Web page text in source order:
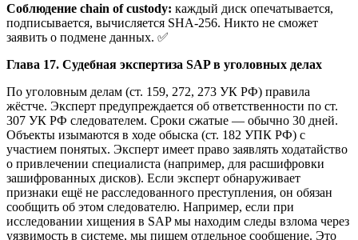
Соблюдение chain of custody: каждый диск опечатывается,
подписывается, вычисляется SHA-256. Никто не сможет
заявить о подмене данных. ✅
Глава 17. Судебная экспертиза SAP в уголовных делах
По уголовным делам (ст. 159, 272, 273 УК РФ) правила
жёстче. Эксперт предупреждается об ответственности по ст.
307 УК РФ следователем. Сроки сжатые — обычно 30 дней.
Объекты изымаются в ходе обыска (ст. 182 УПК РФ) с
участием понятых. Эксперт имеет право заявлять ходатайство
о привлечении специалиста (например, для расшифровки
зашифрованных дисков). Если эксперт обнаруживает
признаки ещё не расследованного преступления, он обязан
сообщить об этом следователю. Например, если при
исследовании хищения в SAP мы находим следы взлома через
уязвимость в системе, мы пишем отдельное сообщение. Это